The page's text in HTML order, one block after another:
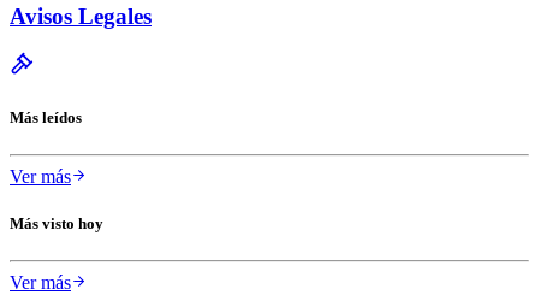
Avisos Legales
Más leídos
Ver más
Más visto hoy
Ver más